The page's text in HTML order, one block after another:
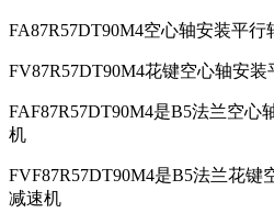
FA87R57DT90M4空心轴安装平
FV87R57DT90M4花键空心轴安
FAF87R57DT90M4是B5法兰空
机
FVF87R57DT90M4是B5法兰花
减速机